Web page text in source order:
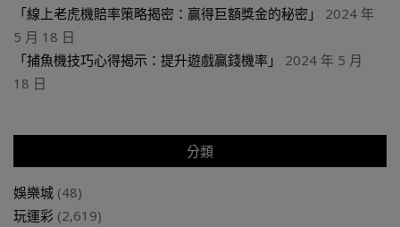
「線上老虎機賠率策略揭密：贏得巨額獎金的秘密」
2024 年
5 月 18 日
「捕魚機技巧心得揭示：提升遊戲贏錢機率」
2024 年 5 月
18 日
分類
娛樂城 (48)
玩運彩 (2,619)